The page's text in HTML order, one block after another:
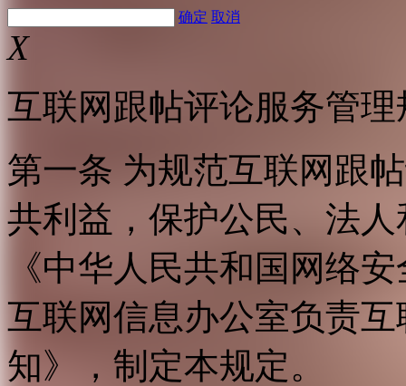
确定 取消
X
互联网跟帖评论服务管理
第一条 为规范互联网跟
共利益，保护公民、法
《中华人民共和国网络
互联网信息办公室负责
知》，制定本规定。